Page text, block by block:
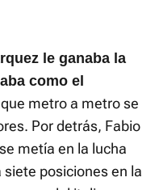
le ganaba la
como el
que metro a metro se
Por detrás, Fabio
metía en la lucha
posiciones en la